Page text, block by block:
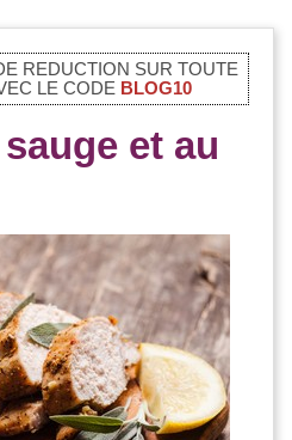
REDUCTION SUR TOUTE
LE CODE BLOG10
et au